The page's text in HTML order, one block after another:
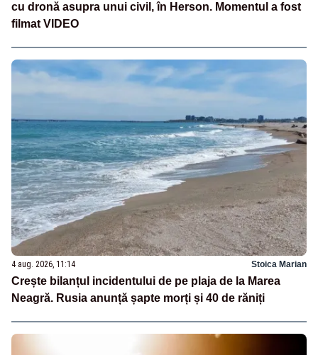
cu dronă asupra unui civil, în Herson. Momentul a fost
filmat VIDEO
4 aug. 2026, 11:14 Stoica Marian
Crește bilanțul incidentului de pe plaja de la Marea
Neagră. Rusia anunță șapte morți și 40 de răniți